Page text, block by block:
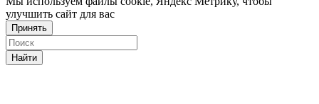
улучшить сайт для вас
Принять
Найти